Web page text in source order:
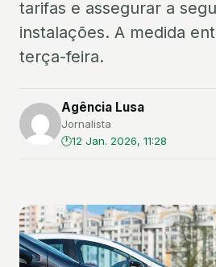
tarifas e assegurar a
instalações. A medida
terça-feira.
Agência Lusa
Jornalista
12 Jan. 2026, 11:28